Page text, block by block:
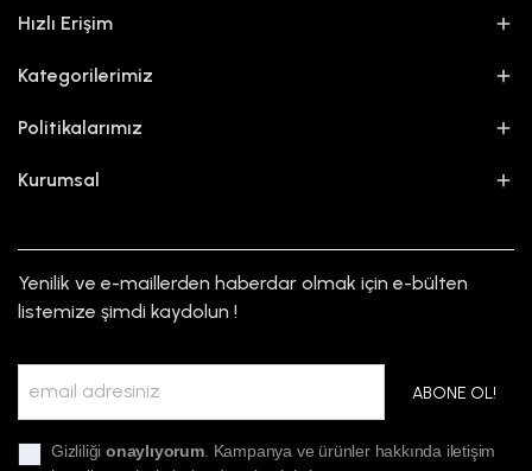
Hızlı Erişim
Kategorilerimiz
Politikalarımız
Kurumsal
Yenilik ve e-maillerden haberdar olmak için e-bülten
listemize şimdi kaydolun !
ABONE OL!
Gizliliğionaylıyorum. Kampanya ve ürünler hakkında iletişim